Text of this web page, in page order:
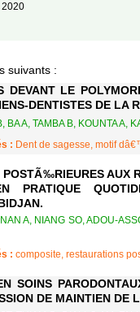
suivants :
LE
DENTISTES DE LA
BA A, TAMBA B, KOUNTA A,
: Dent de sagesse, motif
AUX
PRATIQUE
A, NIANG SO, ADOU-
: composite, restaurations
SOINS
DE MAINTIEN DE